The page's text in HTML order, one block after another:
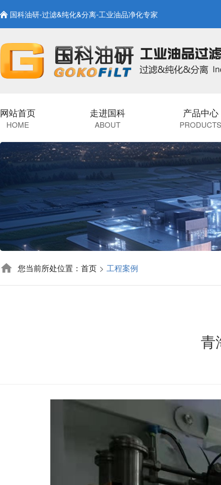
国科油研-过滤&纯化&分离-工业油品净化专家
网站首页
HOME
走进国科
ABOUT
产品中心
PRODUCTS
您当前所处位置：首页 工程案例
青